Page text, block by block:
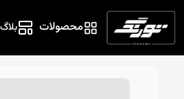
محصولات بلاگ